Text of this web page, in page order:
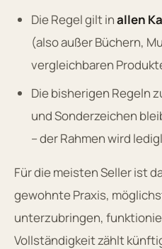
Die Regel gilt inallen
(also außer Büchern,
vergleichbaren
Die bisherigen Regeln
und Sonderzeichen
– der Rahmen wird
Für die meisten Seller ist
gewohnte Praxis,
unterzubringen,
Vollständigkeit zählt